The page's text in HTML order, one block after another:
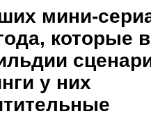
мини-
которые
у них